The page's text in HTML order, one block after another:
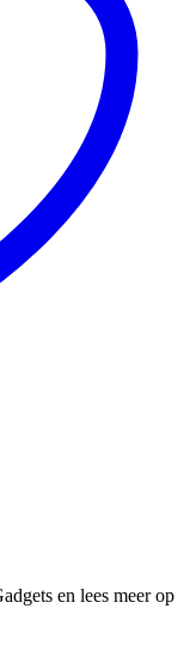
en lees meer op